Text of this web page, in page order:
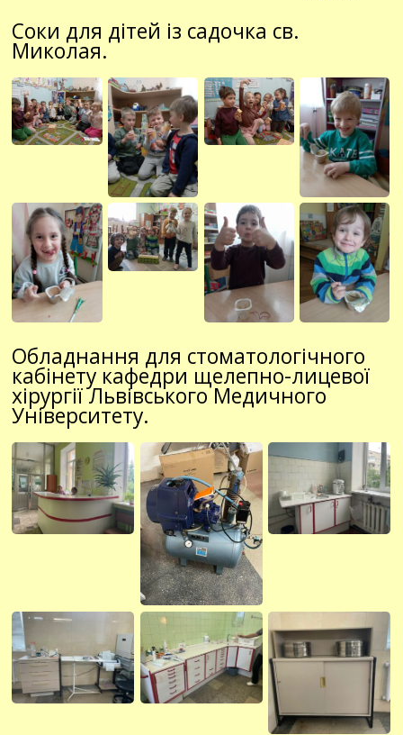
Соки для дітей із садочка св.
Миколая.
Обладнання для стоматологічного
кабінету кафедри щелепно-лицевої
хірургії Львівського Медичного
Університету.